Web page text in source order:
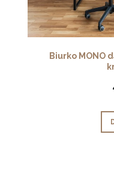
Biurko MONO